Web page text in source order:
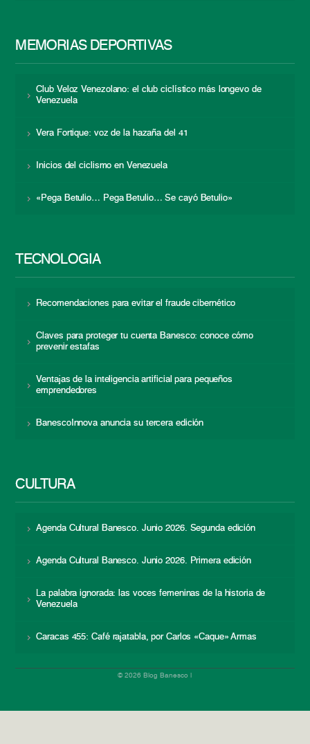
MEMORIAS DEPORTIVAS
Club Veloz Venezolano: el club ciclístico más longevo de
Venezuela
Vera Fortique: voz de la hazaña del 41
Inicios del ciclismo en Venezuela
«Pega Betulio… Pega Betulio… Se cayó Betulio»
TECNOLOGÍA
Recomendaciones para evitar el fraude cibernético
Claves para proteger tu cuenta Banesco: conoce cómo
prevenir estafas
Ventajas de la inteligencia artificial para pequeños
emprendedores
BanescoInnova anuncia su tercera edición
CULTURA
Agenda Cultural Banesco. Junio 2026. Segunda edición
Agenda Cultural Banesco. Junio 2026. Primera edición
La palabra ignorada: las voces femeninas de la historia de
Venezuela
Caracas 455: Café rajatabla, por Carlos «Caque» Armas
© 2026 Blog Banesco |